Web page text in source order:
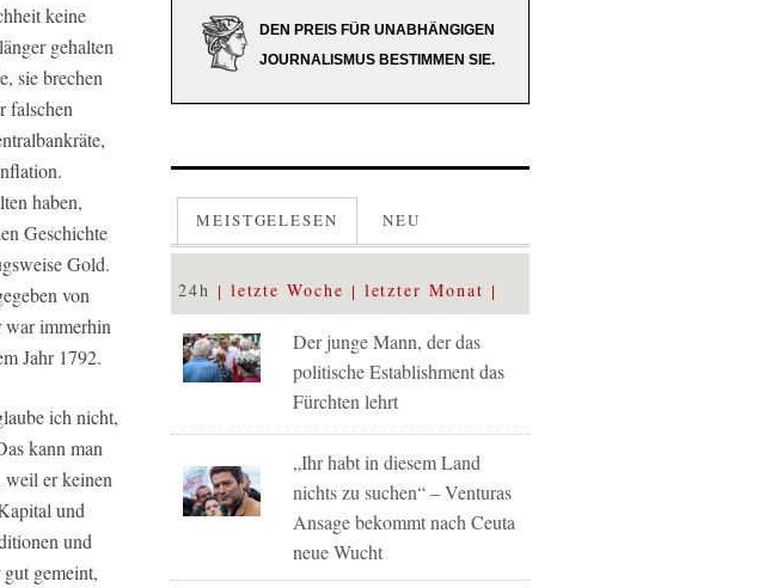
keine
gehalten
sie brechen
falschen
haben,
Geschichte
Gold.
von
immerhin
Jahr 1792.
ich nicht,
kann man
er keinen
und
und
gemeint,
DEN PREIS FÜR UNABHÄNGIGEN
JOURNALISMUS BESTIMMEN SIE.
MEISTGELESEN NEU
24h letzte Woche letzter Monat
Der junge Mann, der das
politische Establishment das
Fürchten lehrt
„Ihr habt in diesem Land
nichts zu suchen“ – Venturas
Ansage bekommt nach Ceuta
neue Wucht